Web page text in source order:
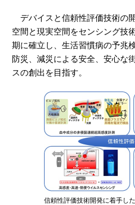
デバイスと信頼性評価技術の
空間と現実空間をセンシング技
期に確立し、生活習慣病の予兆
防災、減災による安全、安心な
スの創出を目指す。
信頼性評価技術開発に着手し